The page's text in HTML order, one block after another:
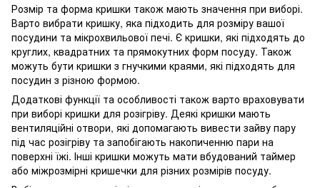
Розмір та форма кришки також мають значення при виборі.
Варто вибрати кришку, яка підходить для розміру вашої
посудини та мікрохвильової печі. Є кришки, які підходять до
круглих, квадратних та прямокутних форм посуду. Також
можуть бути кришки з гнучкими краями, які підходять для
посудин з різною формою.
Додаткові функції та особливості також варто враховувати
при виборі кришки для розігріву. Деякі кришки мають
вентиляційні отвори, які допомагають вивести зайву пару
під час розігріву та запобігають накопиченню пари на
поверхні їжі. Інші кришки можуть мати вбудований таймер
або міжрозмірні кришечки для різних розмірів посуду.